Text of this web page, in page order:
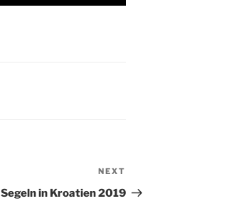
Post
NEXT
Segeln in Kroatien 2019